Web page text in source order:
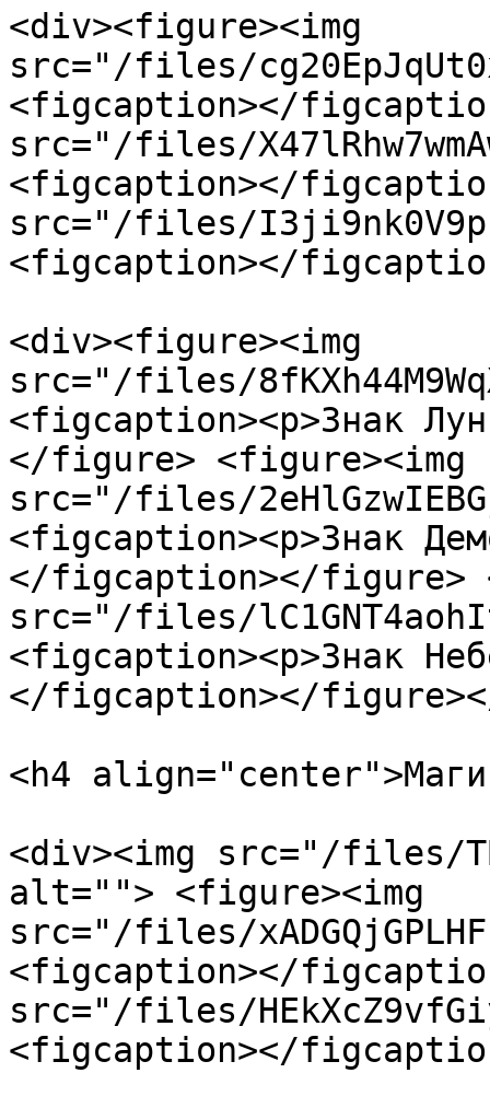
<div><figure><img
src="/files/
<figcaption></
src="/files/
<figcaption></
src="/files/
<figcaption></
<div><figure><img
src="/files/
<figcaption><p>Знак
</figure> <figure><img
src="/files/
<figcaption><p>Знак
</figcaption></figure>
src="/files/
<figcaption><p>Знак
</figcaption></
<h4
<div><img src="/files/
alt=""> <figure><img
src="/files/
<figcaption></
src="/files/
<figcaption></